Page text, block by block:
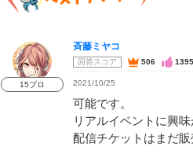
15プロ
斉藤ミヤコ
回答スコア 506 1395
2021/10/25
可能です。
リアルイベントに興
配信チケットはまだ販